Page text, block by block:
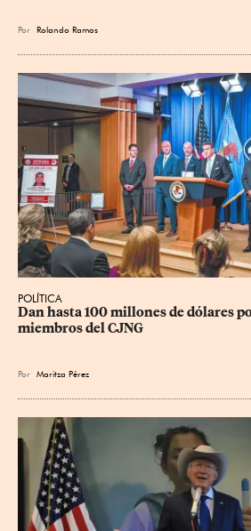
Por Rolando Ramos
POLÍTICA
Dan hasta 100 millones de dólares
miembros del CJNG
Por Maritza Pérez